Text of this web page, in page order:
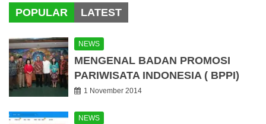
POPULAR LATEST
NEWS
MENGENAL BADAN PROMOSI
PARIWISATA INDONESIA ( BPPI)
1 November 2014
NEWS